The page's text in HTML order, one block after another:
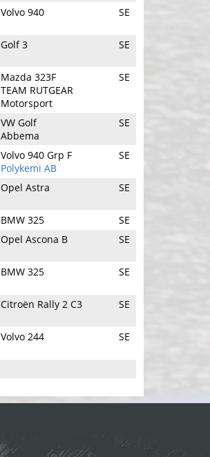
Volvo 940 SE
Golf 3 SE
Mazda 323F
TEAM RUTGEAR
Motorsport
SE
VW Golf
Abbema
SE
Volvo 940 Grp F
Polykemi AB
SE
Opel Astra SE
BMW 325
SE
Opel Ascona B SE
BMW 325 SE
Citroën Rally 2 C3 SE
Volvo 244 SE